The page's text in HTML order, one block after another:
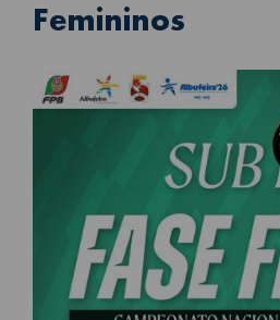
Femininos